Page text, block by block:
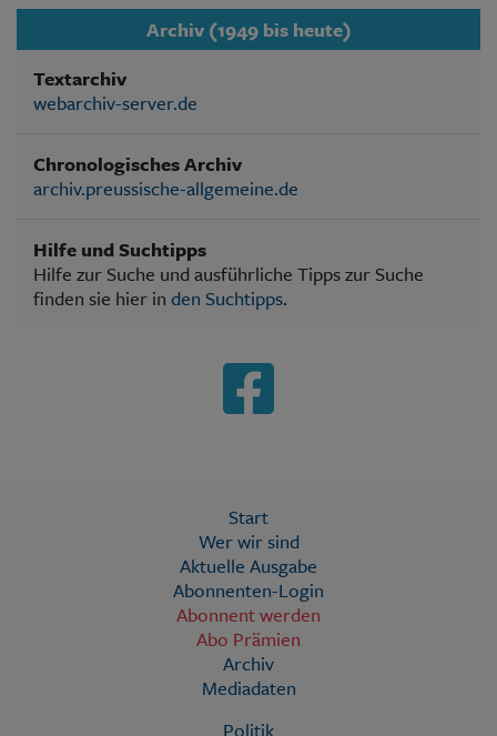
Archiv (1949 bis heute)
Textarchiv
webarchiv-server.de
Chronologisches Archiv
archiv.preussische-allgemeine.de
Hilfe und Suchtipps
Hilfe zur Suche und ausführliche Tipps zur Suche
finden sie hier in den Suchtipps.
Start
Wer wir sind
Aktuelle Ausgabe
Abonnenten-Login
Abonnent werden
Abo Prämien
Archiv
Mediadaten
Politik